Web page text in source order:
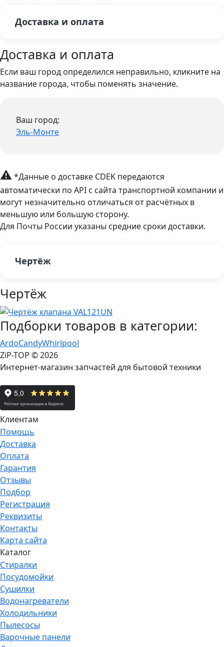
Доставка и оплата
Доставка и оплата
Если ваш город определился неправильно, кликните на
название города, чтобы поменять значение.
Ваш город:
Эль-Монте
⚠*Данные о доставке CDEK передаются
автоматически по API с сайта транспортной компании и
могут незначительно отличаться от расчётных в
меньшую или большую сторону.
Для Почты России указаны средние сроки доставки.
Чертёж
Чертёж
Подборки товаров в категории:
ArdoCandyWhirlpool
ZiP-TOP © 2026
Интернет-магазин запчастей для бытовой техники
Клиентам
Помощь
Доставка
Оплата
Гарантия
Отзывы
Подбор
Регистрация
Реквизиты
Контакты
Карта сайта
Каталог
Стиралки
Посудомойки
Сушилки
Водонагреватели
Холодильники
Пылесосы
Варочные панели